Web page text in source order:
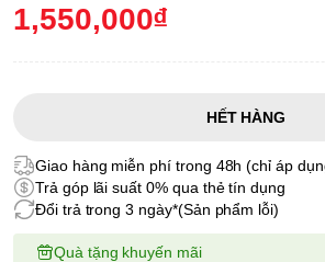
1,550,000₫
HẾT HÀNG
Giao hàng miễn phí trong 48h (chỉ áp
Trả góp lãi suất 0% qua thẻ tín dụng
Đổi trả trong 3 ngày*(Sản phẩm lỗi)
Quà tặng khuyến mãi